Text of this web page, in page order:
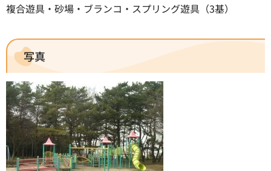
複合遊具・砂場・ブランコ・スプリング遊具（3基）
写真